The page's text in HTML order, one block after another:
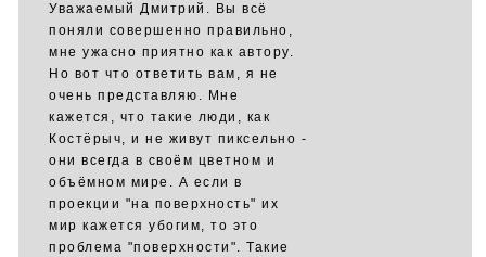
Уважаемый Дмитрий. Вы всё
поняли совершенно правильно,
мне ужасно приятно как автору.
Но вот что ответить вам, я не
очень представляю. Мне
кажется, что такие люди, как
Костёрыч, и не живут пиксельно -
они всегда в своём цветном и
объёмном мире. А если в
проекции "на поверхность" их
мир кажется убогим, то это
проблема "поверхности". Такие